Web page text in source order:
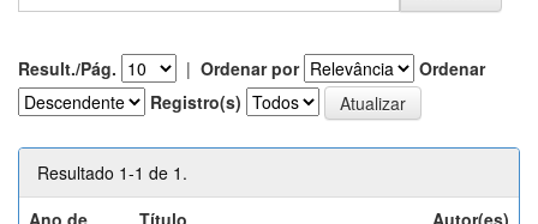
Result./Pág. | Ordenar por
Ordenar
Registro(s)
Resultado 1-1 de 1.
Ano de
Título Autor(es)